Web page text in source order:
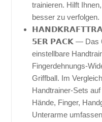
trainieren. Hilft
besser zu verfolgen.
𝟱𝗘𝗥 𝗣𝗔𝗖𝗞 — Das
einstellbare
Fingerdehnungs-
Griffball. Im
Handtrainer-Sets
Hände, Finger,
Unterarme